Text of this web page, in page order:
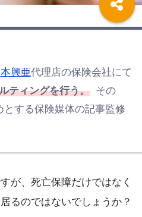
興亜代理店の保険会社にて
ティングを行う。その
する保険媒体の記事監修
が、死亡保障だけではなく
るのではないでしょうか？